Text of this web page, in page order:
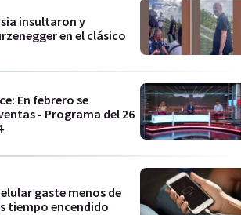
insultaron y
en el clásico
En febrero se
- Programa del 26
gaste menos de
tiempo encendido